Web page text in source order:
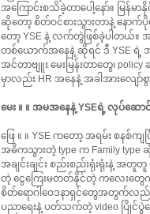
အကြောင်းစသိခဲ့တာပေါ့နော်။ မြန်
ဆိုတော့ စိတ်ဝင်စားသွားတာနဲ့ နောက်ပို
တော့ YSE နဲ့ လက်တွဲဖြစ်ခဲ့ပါတယ်။ အ
တစ်ယောက်အနေနဲ့ ဆိုရင် ဒီ YSE ရဲ့
အင်တာဗျူး မေးမြန်းတာတွေ၊
မှာလည်း HR အနေနဲ့ အခါအားလျော်
မေး ။ ။ အမအနေနဲ့ YSEရဲ့ လုပ်ဆ
ဖြေ ။ ။ YSE ကတော့ အရမ်း စနစ်ကျ
အဓိကသွားတဲ့ type က Family
အချင်းချင်း စည်းစည်းရုံးရုံးနဲ့ အ
တဲ့ ငွေကြေးမတတ်နိုင်တဲ့ ကလေးတွေကို
စိတ်ရောဂါဝေဒနာရှင်တွေအတွက်လည်း
ပညာရေးနဲ့ ပတ်သက်တဲ့ video ပြိုင်ပွဲတွ